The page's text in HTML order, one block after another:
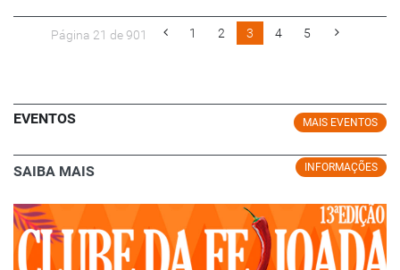
Página 21 de 901 1 2 3 4 5
MAIS EVENTOS
EVENTOS
INFORMAÇÕES
SAIBA MAIS